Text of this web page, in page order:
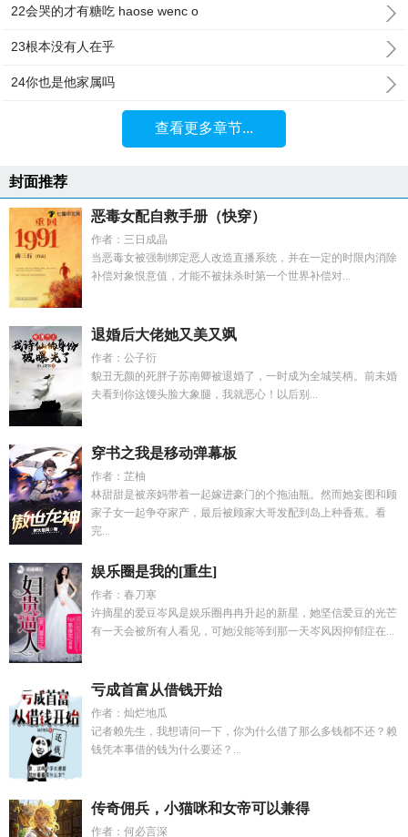
22会哭的才有糖吃 haose wenc o
23根本没有人在乎
24你也是他家属吗
查看更多章节...
封面推荐
恶毒女配自救手册（快穿）
作者：三日成晶
当恶毒女被强制绑定恶人改造直播系统，并在一定的时限内消除
补偿对象恨意值，才能不被抹杀时第一个世界补偿对...
退婚后大佬她又美又飒
作者：公子衍
貌丑无颜的死胖子苏南卿被退婚了，一时成为全城笑柄。前未婚
夫看到你这馒头脸大象腿，我就恶心！以后别...
穿书之我是移动弹幕板
作者：芷柚
林甜甜是被亲妈带着一起嫁进豪门的个拖油瓶。然而她妄图和顾
家子女一起争夺家产，最后被顾家大哥发配到岛上种香蕉。看
完...
娱乐圈是我的[重生]
作者：春刀寒
许摘星的爱豆岑风是娱乐圈冉冉升起的新星，她坚信爱豆的光芒
有一天会被所有人看见，可她没能等到那一天岑风因抑郁症在...
亏成首富从借钱开始
作者：灿烂地瓜
记者赖先生，我想请问一下，你为什么借了那么多钱都不还？赖
钱凭本事借的钱为什么要还？...
传奇佣兵，小猫咪和女帝可以兼得
作者：何必言深